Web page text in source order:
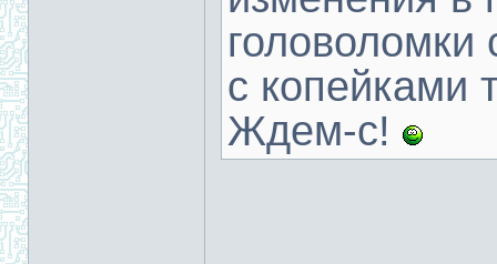
головоломки
с копейками
Ждем-с!